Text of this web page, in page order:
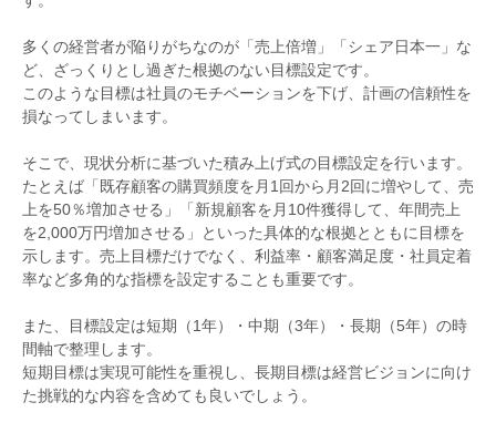
多くの経営者が陥りがちなのが「売上倍増」「シェア日本一」な
ど、ざっくりとし過ぎた根拠のない目標設定です。
このような目標は社員のモチベーションを下げ、計画の信頼性を
損なってしまいます。
そこで、現状分析に基づいた積み上げ式の目標設定を行います。
たとえば「既存顧客の購買頻度を月 1 回から月 2回に増やして、売
上を50％増加させる」「新規顧客を月 10件獲得して、年間売上
を2,000万円増加させる」といった具体的な根拠とともに目標を
示します。売上目標だけでなく、利益率・顧客満足度・社員定着
率など多角的な指標を設定することも重要です。
また、目標設定は短期（1年）・中期（3年）・長期（5年）の時
間軸で整理します。
短期目標は実現可能性を重視し、長期目標は経営ビジョンに向け
た挑戦的な内容を含めても良いでしょう。